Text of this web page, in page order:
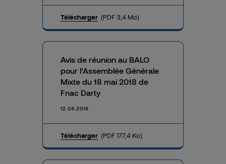
Télécharger (PDF 3,4 Mo)
Avis de réunion au BALO
pour l’Assemblée Générale
Mixte du 18 mai 2018 de
Fnac Darty
12.04.2018
Télécharger (PDF 177,4 Ko)